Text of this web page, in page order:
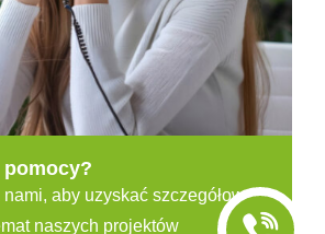
pomocy?
aby uzyskać szczegółowe
naszych projektów